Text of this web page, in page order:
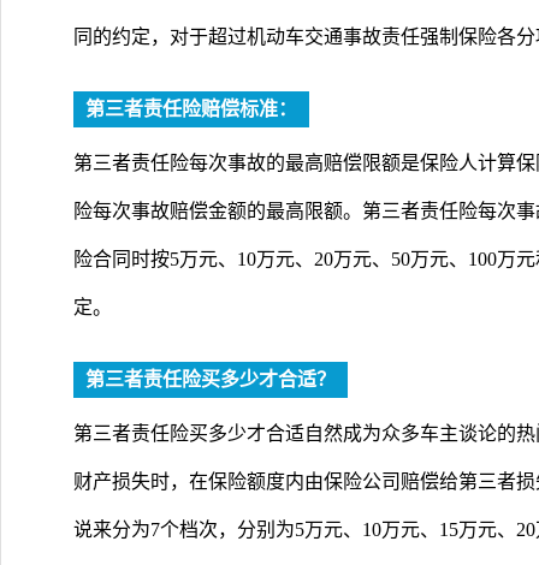
同的约定，对于超过机动车交通事故责任强制保险各
第三者责任险赔偿标准：
第三者责任险每次事故的最高赔偿限额是保险人计算
险每次事故赔偿金额的最高限额。第三者责任险每次
险合同时按5万元、10万元、20万元、50万元、100万
定。
第三者责任险买多少才合适？
第三者责任险买多少才合适自然成为众多车主谈论的
财产损失时，在保险额度内由保险公司赔偿给第三者
说来分为7个档次，分别为5万元、10万元、15万元、